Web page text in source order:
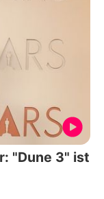
"Dune 3" ist